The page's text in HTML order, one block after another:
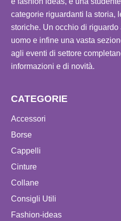
categorie riguardanti la storia,
storiche. Un occhio di
uomo e infine una vasta
agli eventi di settore
informazioni e di novità.
CATEGORIE
Accessori
Borse
Cappelli
Cinture
Collane
Consigli Utili
Fashion-ideas